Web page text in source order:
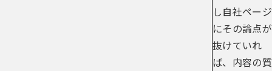
し自社ページ
にその論点が
抜けていれ
ば、内容の質